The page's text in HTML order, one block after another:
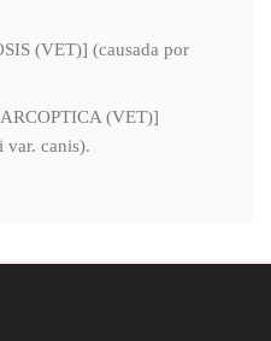
(VET)] (causada por
(VET)]
var. canis).